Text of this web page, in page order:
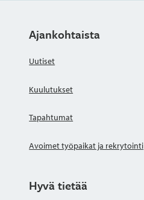
Ajankohtaista
Uutiset
Kuulutukset
Tapahtumat
Avoimet työpaikat ja rekrytointi
Hyvä tietää